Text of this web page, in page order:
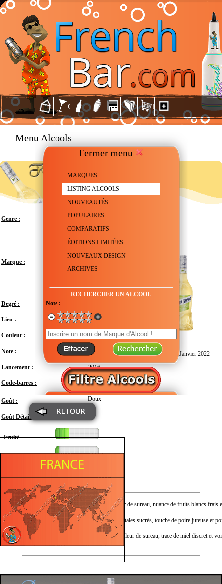
Fermer menu
MARQUES
LISTING ALCOOLS
NOUVEAUTÉS
POPULAIRES
COMPARATIFS
ÉDITIONS LIMITÉES
NOUVEAUX DESIGN
ARCHIVES
RECHERCHER UN ALCOOL
Note :
Menu Alcools
Design : Janvier 2022
Genre : Liqueur à la fleur de Sureau
Marque :
Degré :
Lieu : France - Gironde - Bordeaux
Couleur :
Note : En attente de test
Lancement : 2016
Code-barres : 3041311027819
Goût : Doux
Goût Détail :
Fruité
Mielleux
Nez : Parfum délicat de fleur de sureau, nuance de fruits blancs frais
Bouche : Sensation douce de pétales sucrés, touche de poire juteuse et
Finale : Persistance tendre de fleur de sureau, trace de miel discret et